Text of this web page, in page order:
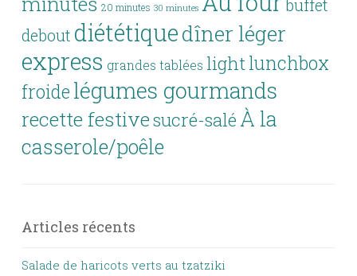
20 minutes 30 minutes
buffet
debout diététiquedîner léger
express grandes tablées lightlunchbox
froide légumes gourmands
recette festivesucré-salé À la
casserole/poêle
Articles récents
Salade de haricots verts au tzatziki